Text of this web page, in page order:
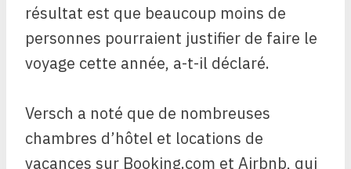
résultat est que beaucoup moins de
personnes pourraient justifier de faire le
voyage cette année, a-t-il déclaré.
Versch a noté que de nombreuses
chambres d’hôtel et locations de
vacances sur Booking.com et Airbnb, qui